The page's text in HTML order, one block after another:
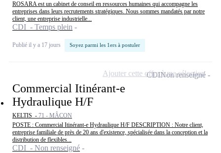
ROSARA est un cabinet de conseil en ressources humaines qui accompagne les
entreprises dans leurs recrutements stratégiques. Nous sommes mandatés par notre
client, une entreprise industrielle...
CDI - Temps plein
Publié il y a 17 jours Soyez parmi les 1ers à postuler
Commercial Itinérant-e
Hydraulique H/F
KELTIS - 71 - MÂCON
POSTE : Commercial Itinérant-e Hydraulique H/F DESCRIPTION : Notre client,
entreprise familiale de près de 20 ans d'existence, spécialisée dans la conception et la
distribution de flexibles...
CDI - Non renseigné
CDINon renseigné
Ajouter cette offre à ma sélection